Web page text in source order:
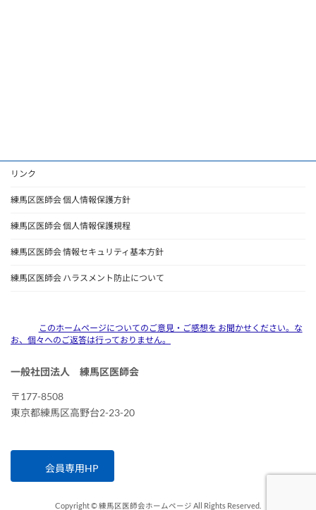
リンク
練馬区医師会 個人情報保護方針
練馬区医師会 個人情報保護規程
練馬区医師会 情報セキュリティ基本方針
練馬区医師会 ハラスメント防止について
このホームページについてのご意見・ご感想を お聞かせください。な
お、個々へのご返答は行っておりません。
一般社団法人 練馬区医師会
〒177-8508
東京都練馬区高野台2-23-20
会員専用HP
Copyright © 練馬区医師会ホームページ All Rights Reserved.